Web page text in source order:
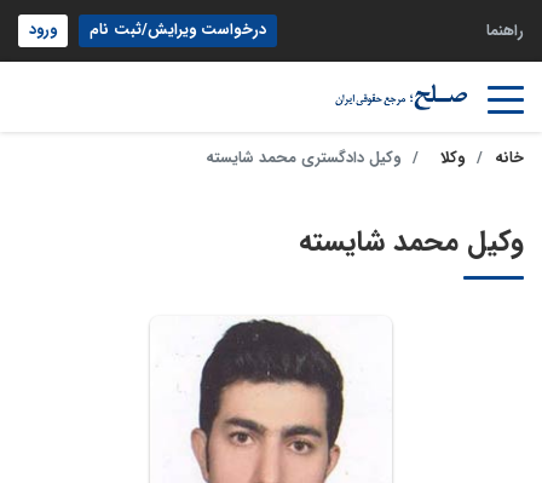
راهنما درخواست ویرایش/ثبت نام ورود
خانه وکلا وکیل دادگستری محمد شایسته
وکیل محمد شایسته